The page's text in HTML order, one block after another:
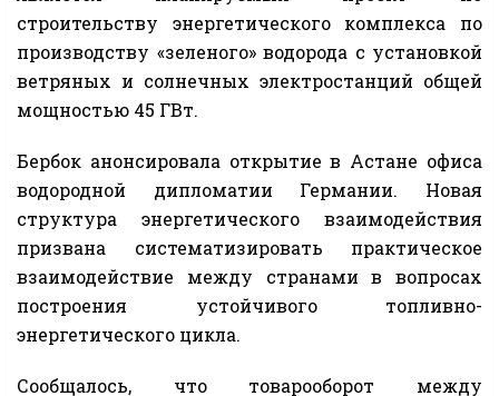
строительству энергетического комплекса по
производству «зеленого» водорода с установкой
ветряных и солнечных электростанций общей
мощностью 45 ГВт.
Бербок анонсировала открытие в Астане офиса
водородной дипломатии Германии. Новая
структура энергетического взаимодействия
призвана систематизировать практическое
взаимодействие между странами в вопросах
построения устойчивого топливно-
энергетического цикла.
Сообщалось, что товарооборот между